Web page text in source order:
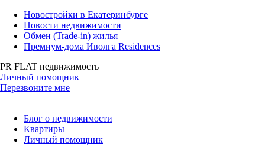
Новостройки в Екатеринбурге
Новости недвижимости
Обмен (Trade-in) жилья
Премиум-дома Иволга Residences
PR FLAT недвижимость
Личный помощник
Перезвоните мне
Блог о недвижимости
Квартиры
Личный помощник